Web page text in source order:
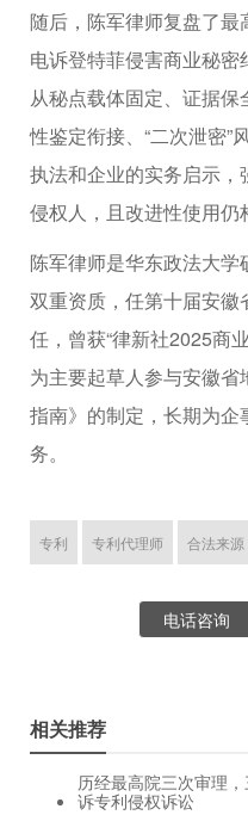
随后，陈军律师复盘了最
电诉登特菲侵害商业秘密
从秘点载体固定、证据
性鉴定衔接、“二次泄密”
执法和企业的实务启示，
侵权人，且改进性使用仍
陈军律师是华东政法大学
双重资质，任第十届安徽
任，曾获“律新社2025商
为主要起草人参与安徽
指南》的制定，长期为
务。
专利 专利代理师 合法来源
电话咨询
相关推荐
历经最高院三次审理
诉专利侵权诉讼